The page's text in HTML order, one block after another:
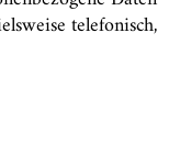
telefonisch,